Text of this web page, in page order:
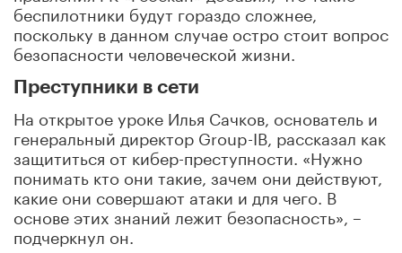
беспилотники будут гораздо сложнее,
поскольку в данном случае остро стоит вопрос
безопасности человеческой жизни.
Преступники в сети
На открытое уроке Илья Сачков, основатель и
генеральный директор Group-IB, рассказал как
защититься от кибер-преступности. «Нужно
понимать кто они такие, зачем они действуют,
какие они совершают атаки и для чего. В
основе этих знаний лежит безопасность», –
подчеркнул он.